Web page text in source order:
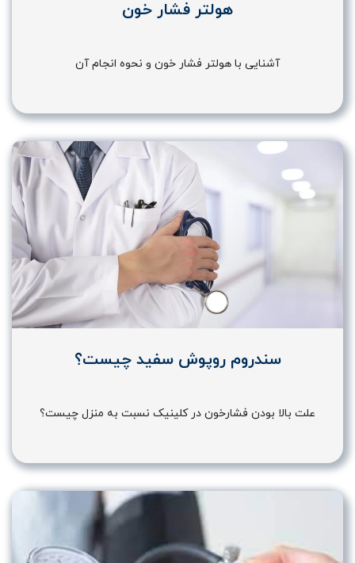
هولتر فشار خون
آشنایی با هولتر فشار خون و نحوه انجام آن
سندروم روپوش سفید چیست؟
علت بالا بودن فشارخون در کلینیک نسبت به منزل چیست؟